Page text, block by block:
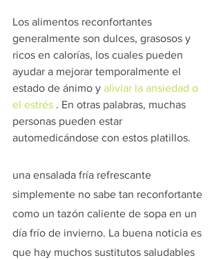
Los alimentos reconfortantes
generalmente son dulces, grasosos y
ricos en calorías, los cuales pueden
ayudar a mejorar temporalmente el
estado de ánimo y aliviar la ansiedad o
el estrés . En otras palabras, muchas
personas pueden estar
automedicándose con estos platillos.
una ensalada fría refrescante
simplemente no sabe tan reconfortante
como un tazón caliente de sopa en un
día frío de invierno. La buena noticia es
que hay muchos sustitutos saludables